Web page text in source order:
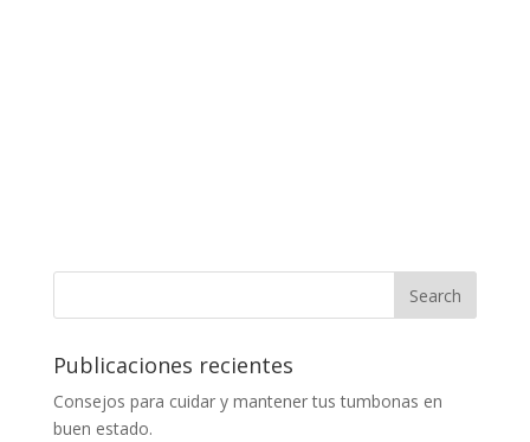
Publicaciones recientes
Consejos para cuidar y mantener tus tumbonas en
buen estado.